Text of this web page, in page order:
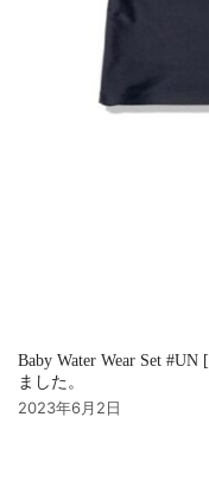
Baby Water Wear Set
ました。
2023年6月2日